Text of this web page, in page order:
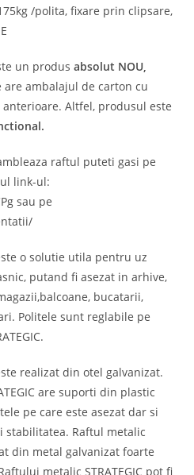
/polita, fixare prin clipsare,
un produsabsolut NOU,
are ambalajul de carton cu
Altfel, produsul este
raftul puteti gasi pe
link-ul:
sau pe
o solutie utila pentru uz
putand fi asezat in arhive,
bucatarii,
Politele sunt reglabile pe
realizat din otel galvanizat.
are suporti din plastic
pe care este asezat dar si
stabilitatea. Raftul metalic
din metal galvanizat foarte
metalic STRATEGIC pot fi